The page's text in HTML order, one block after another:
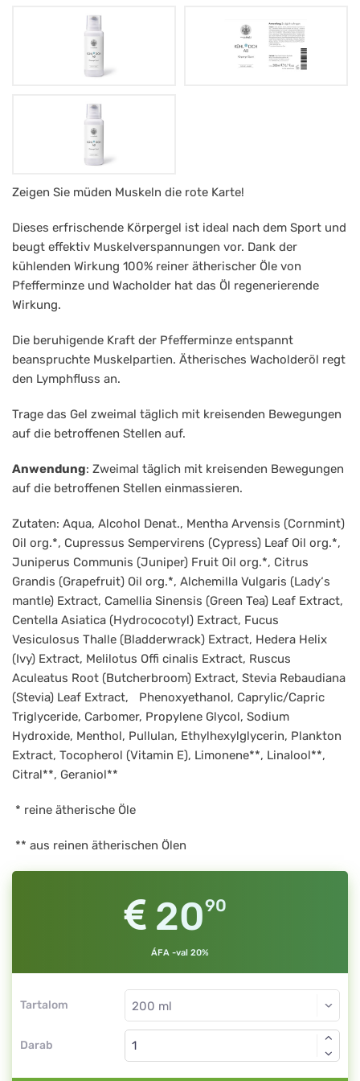
Mag.
Müntz
Kühl
dich
ab
Zeigen Sie müden Muskeln die rote Karte!
Dieses erfrischende Körpergel ist ideal nach dem Sport und
beugt effektiv Muskelverspannungen vor. Dank der
kühlenden Wirkung 100% reiner ätherischer Öle von
Pfefferminze und Wacholder hat das Öl regenerierende
Wirkung.
Die beruhigende Kraft der Pfefferminze entspannt
beanspruchte Muskelpartien. Ätherisches Wacholderöl regt
den Lymphfluss an.
Trage das Gel zweimal täglich mit kreisenden Bewegungen
auf die betroffenen Stellen auf.
Anwendung: Zweimal täglich mit kreisenden Bewegungen
auf die betroffenen Stellen einmassieren.
Zutaten: Aqua, Alcohol Denat., Mentha Arvensis (Cornmint)
Oil org.*, Cupressus Sempervirens (Cypress) Leaf Oil org.*,
Juniperus Communis (Juniper) Fruit Oil org.*, Citrus
Grandis (Grapefruit) Oil org.*, Alchemilla Vulgaris (Lady‘s
mantle) Extract, Camellia Sinensis (Green Tea) Leaf Extract,
Centella Asiatica (Hydrococotyl) Extract, Fucus
Vesiculosus Thalle (Bladderwrack) Extract, Hedera Helix
(Ivy) Extract, Melilotus Offi cinalis Extract, Ruscus
Aculeatus Root (Butcherbroom) Extract, Stevia Rebaudiana
(Stevia) Leaf Extract, Phenoxyethanol, Caprylic/Capric
Triglyceride, Carbomer, Propylene Glycol, Sodium
Hydroxide, Menthol, Pullulan, Ethylhexylglycerin, Plankton
Extract, Tocopherol (Vitamin E), Limonene**, Linalool**,
Citral**, Geraniol**
* reine ätherische Öle
** aus reinen ätherischen Ölen
2090
ÁFA -val 20%
Tartalom
Darab